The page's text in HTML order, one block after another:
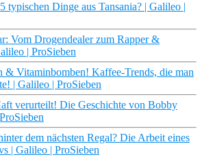
typischen Dinge aus Tansania? | Galileo |
Vom Drogendealer zum Rapper &
| ProSieben
& Vitaminbomben! Kaffee-Trends, die man
| Galileo | ProSieben
verurteilt! Die Geschichte von Bobby
dem nächsten Regal? Die Arbeit eines
| Galileo | ProSieben